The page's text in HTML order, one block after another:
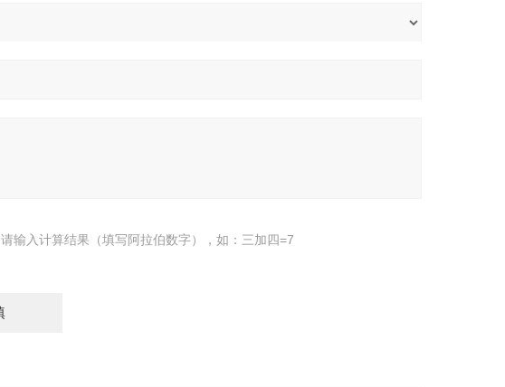
请输入计算结果（填写阿拉伯数字），如：三加四=7